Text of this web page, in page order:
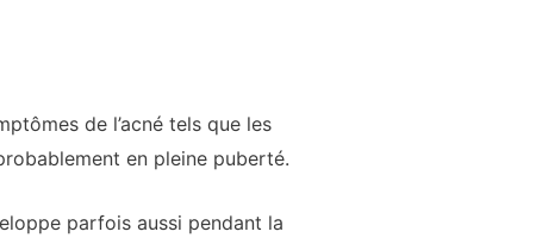
de l’acné tels que les
en pleine puberté.
parfois aussi pendant la